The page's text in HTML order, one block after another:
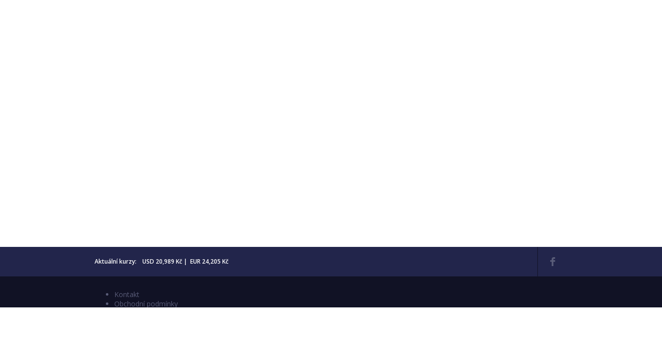
Aktuální kurzy: USD 20,989 Kč | EUR 24,205 Kč
Kontakt
Obchodní podmínky